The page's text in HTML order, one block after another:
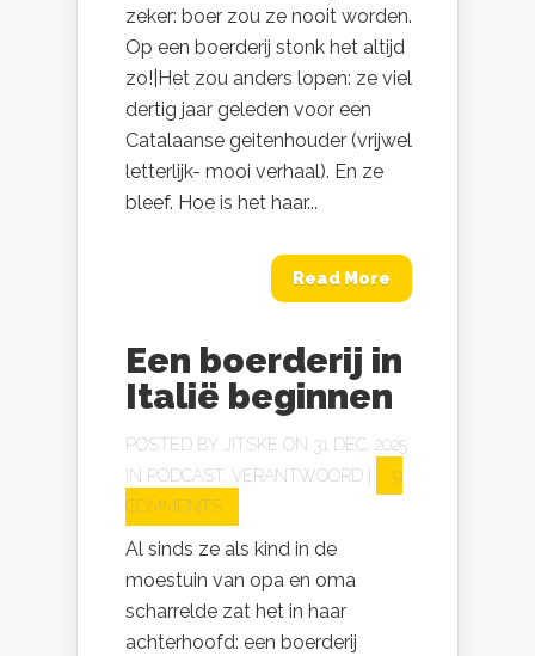
zeker: boer zou ze nooit worden.
Op een boerderij stonk het altijd
zo!|Het zou anders lopen: ze viel
dertig jaar geleden voor een
Catalaanse geitenhouder (vrijwel
letterlijk- mooi verhaal). En ze
bleef. Hoe is het haar...
Read More
Een boerderij in
Italië beginnen
POSTED BY JITSKE ON 31 DEC, 2025
IN PODCAST, VERANTWOORD
9
COMMENTS
Al sinds ze als kind in de
moestuin van opa en oma
scharrelde zat het in haar
achterhoofd: een boerderij